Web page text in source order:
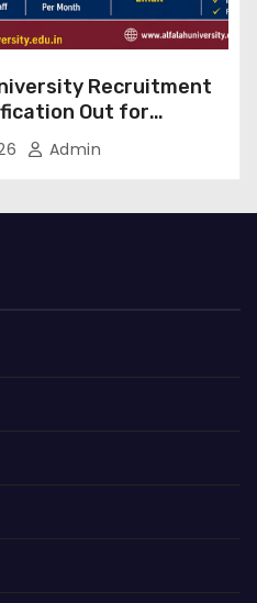
Recruitment
Out for
&
Staff Posts, Apply
Admin